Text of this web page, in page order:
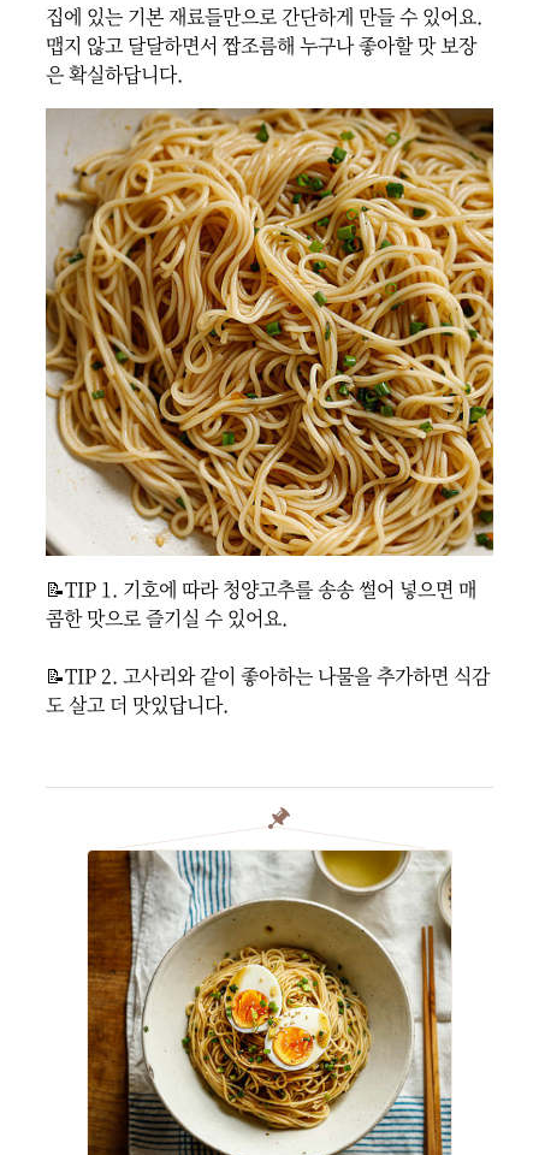
집에 있는 기본 재료들만으로 간단하게 만들 수 있어요.
맵지 않고 달달하면서 짭조름해 누구나 좋아할 맛 보장
은 확실하답니다.
📝TIP 1. 기호에 따라 청양고추를 송송 썰어 넣으면 매
콤한 맛으로 즐기실 수 있어요.
📝TIP 2. 고사리와 같이 좋아하는 나물을 추가하면 식감
도 살고 더 맛있답니다.